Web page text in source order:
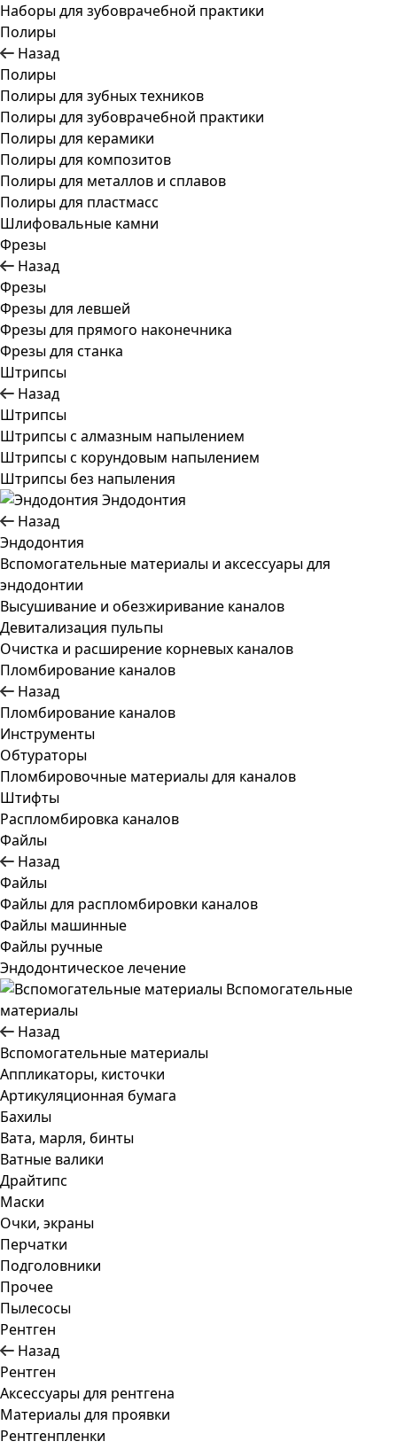
Наборы для зубоврачебной практики
Полиры
Назад
Полиры
Полиры для зубных техников
Полиры для зубоврачебной практики
Полиры для керамики
Полиры для композитов
Полиры для металлов и сплавов
Полиры для пластмасс
Шлифовальные камни
Фрезы
Назад
Фрезы
Фрезы для левшей
Фрезы для прямого наконечника
Фрезы для станка
Штрипсы
Назад
Штрипсы
Штрипсы c алмазным напылением
Штрипсы c корундовым напылением
Штрипсы без напыления
Эндодонтия
Назад
Эндодонтия
Вспомогательные материалы и аксессуары для
эндодонтии
Высушивание и обезжиривание каналов
Девитализация пульпы
Очистка и расширение корневых каналов
Пломбирование каналов
Назад
Пломбирование каналов
Инструменты
Обтураторы
Пломбировочные материалы для каналов
Штифты
Распломбировка каналов
Файлы
Назад
Файлы
Файлы для распломбировки каналов
Файлы машинные
Файлы ручные
Эндодонтическое лечение
Вспомогательные
материалы
Назад
Вспомогательные материалы
Аппликаторы, кисточки
Артикуляционная бумага
Бахилы
Вата, марля, бинты
Ватные валики
Драйтипс
Маски
Очки, экраны
Перчатки
Подголовники
Прочее
Пылесосы
Рентген
Назад
Рентген
Аксессуары для рентгена
Материалы для проявки
Рентгенпленки